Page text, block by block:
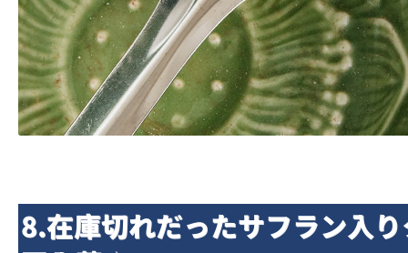
8.在庫切れだったサフラン入